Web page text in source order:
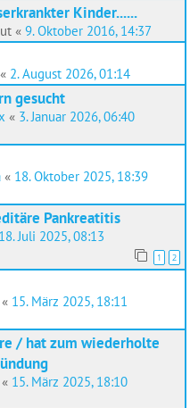
Kinder......
« 9. Oktober 2016, 14:37
« 2. August 2026, 01:14
gesucht
« 3. Januar 2026, 06:40
« 18. Oktober 2025, 18:39
Pankreatitis
18. Juli 2025, 08:13
1 2
« 15. März 2025, 18:11
/ hat zum wiederholte
« 15. März 2025, 18:10